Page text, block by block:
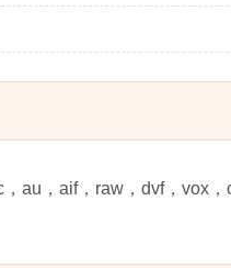
au，aif，raw，dvf，vox